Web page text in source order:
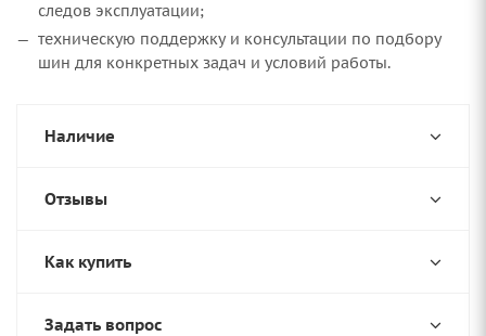
следов эксплуатации;
техническую поддержку и консультации по подбору
шин для конкретных задач и условий работы.
Наличие
Отзывы
Как купить
Задать вопрос